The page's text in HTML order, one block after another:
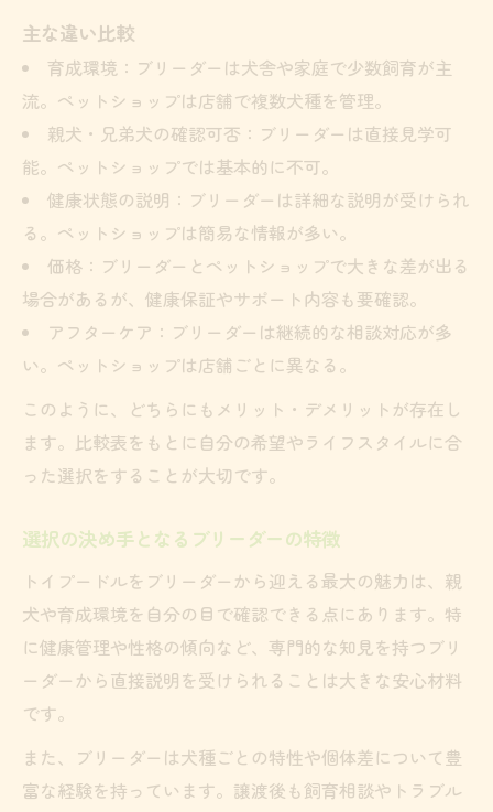
譲渡後のサポート内容を比較する
安心感を重視した選び方のポイント
主な違い比較
育成環境：ブリーダーは犬舎や家庭で少数飼育が主
流。ペットショップは店舗で複数犬種を管理。
親犬・兄弟犬の確認可否：ブリーダーは直接見学可
能。ペットショップでは基本的に不可。
健康状態の説明：ブリーダーは詳細な説明が受けられ
る。ペットショップは簡易な情報が多い。
価格：ブリーダーとペットショップで大きな差が出る
場合があるが、健康保証やサポート内容も要確認。
アフターケア：ブリーダーは継続的な相談対応が多
い。ペットショップは店舗ごとに異なる。
このように、どちらにもメリット・デメリットが存在し
ます。比較表をもとに自分の希望やライフスタイルに合
った選択をすることが大切です。
選択の決め手となるブリーダーの特徴
トイプードルをブリーダーから迎える最大の魅力は、親
犬や育成環境を自分の目で確認できる点にあります。特
に健康管理や性格の傾向など、専門的な知見を持つブリ
ーダーから直接説明を受けられることは大きな安心材料
です。
また、ブリーダーは犬種ごとの特性や個体差について豊
富な経験を持っています。譲渡後も飼育相談やトラブル